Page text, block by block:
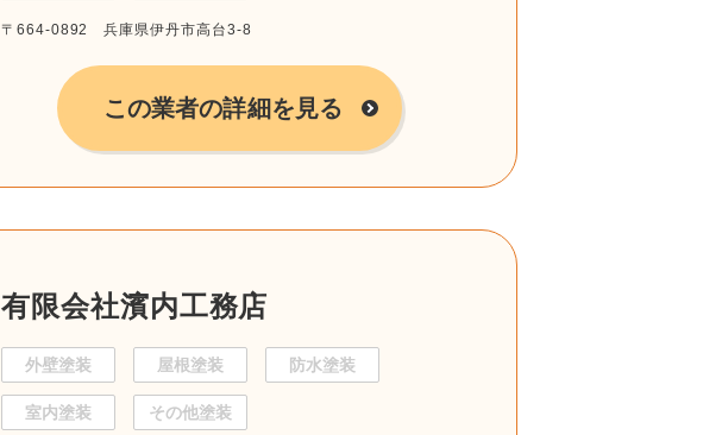
〒664-0892 兵庫県伊丹市高台3-8
この業者の詳細を見る
有限会社濱内工務店
外壁塗装 屋根塗装 防水塗装
室内塗装 その他塗装